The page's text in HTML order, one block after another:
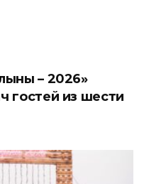
– 2026»
гостей из шести